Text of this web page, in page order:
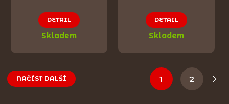
DETAIL
Skladem
DETAIL
Skladem
NAČÍST DALŠÍ 1 2